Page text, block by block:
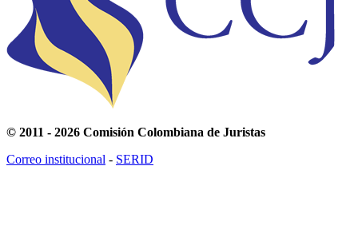
© 2011 - 2026 Comisión Colombiana de Juristas
Correo institucional - SERID